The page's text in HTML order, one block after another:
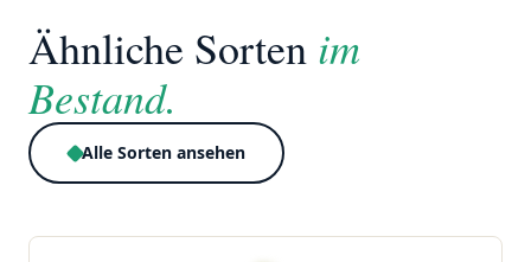
Ähnliche Sorten im
Bestand.
Alle Sorten ansehen